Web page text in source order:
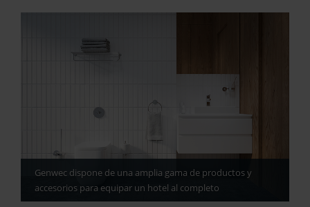
Genwec dispone de una amplia gama de productos y
accesorios para equipar un hotel al completo